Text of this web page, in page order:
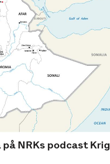
NRKs podcast Krig